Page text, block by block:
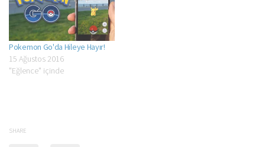
Pokemon Go'da Hileye Hayır!
15 Ağustos 2016
"Eğlence" içinde
SHARE